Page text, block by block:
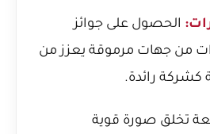
الحصول على جوائز
من جهات مرموقة يعزز من
رائدة.
تخلق صورة قوية